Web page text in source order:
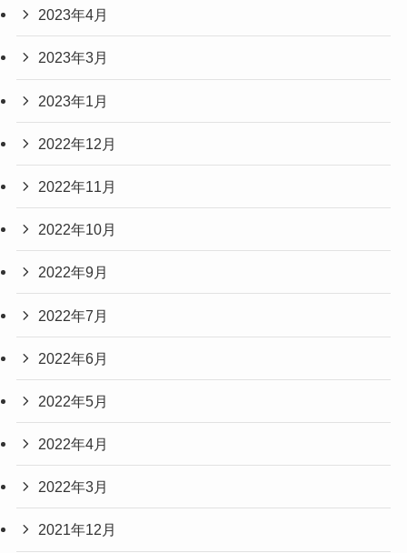
2023年4月
2023年3月
2023年1月
2022年12月
2022年11月
2022年10月
2022年9月
2022年7月
2022年6月
2022年5月
2022年4月
2022年3月
2021年12月